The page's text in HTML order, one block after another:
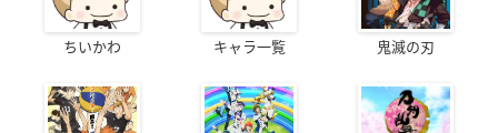
ちいかわ キャラ一覧 鬼滅の刃